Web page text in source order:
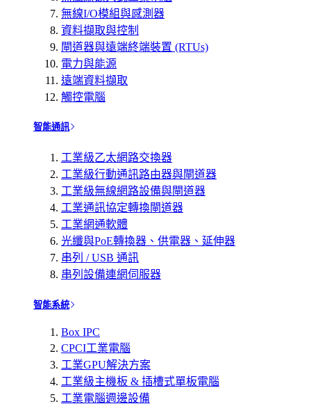
無線I/O模組與感測器
資料擷取與控制
閘道器與遠端終端裝置 (RTUs)
電力與能源
遠端資料擷取
觸控電腦
智能通訊
工業級乙太網路交換器
工業級行動通訊路由器與閘道器
工業級無線網路設備與閘道器
工業通訊協定轉換閘道器
工業網通軟體
光纖與PoE轉換器、供電器、延伸器
串列 / USB 通訊
串列設備連網伺服器
智能系統
Box IPC
CPCI工業電腦
工業GPU解決方案
工業級主機板 & 插槽式單板電腦
工業電腦週邊設備